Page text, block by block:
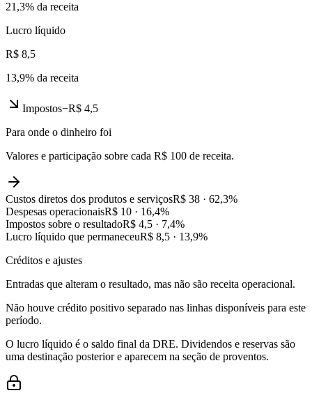
21,3% da receita
Lucro líquido
R$ 8,5
13,9% da receita
Impostos−R$ 4,5
Para onde o dinheiro foi
Valores e participação sobre cada R$ 100 de receita.
Custos diretos dos produtos e serviçosR$ 38 · 62,3%
Despesas operacionaisR$ 10 · 16,4%
Impostos sobre o resultadoR$ 4,5 · 7,4%
Lucro líquido que permaneceuR$ 8,5 · 13,9%
Créditos e ajustes
Entradas que alteram o resultado, mas não são receita operacional.
Não houve crédito positivo separado nas linhas disponíveis para este
período.
O lucro líquido é o saldo final da DRE. Dividendos e reservas são
uma destinação posterior e aparecem na seção de proventos.